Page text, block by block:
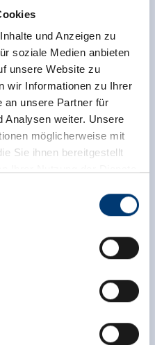
und Anzeigen zu
soziale Medien anbieten
unsere Website zu
wir Informationen zu Ihrer
an unsere Partner für
Analysen weiter. Unsere
möglicherweise mit
Sie ihnen bereitgestellt
deze beoordelingen en